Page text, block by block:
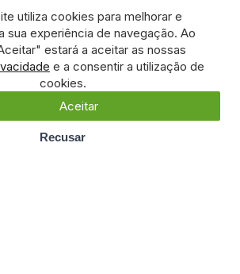
utiliza cookies para melhorar e
sua experiência de navegação. Ao
estará a aceitar as nossas
e a consentir a utilização de
cookies.
Aceitar
Recusar